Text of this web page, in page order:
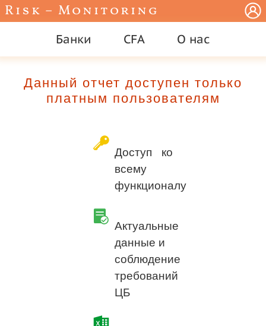
Risk – Monitoring
Банки CFA О нас
Данный отчет доступен только
платным пользователям
Доступ ко
всему
функционалу
Актуальные
данные и
соблюдение
требований
ЦБ